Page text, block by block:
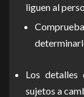
liguen al
Los detalles
sujetos a